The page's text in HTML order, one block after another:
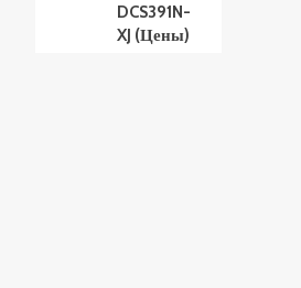
DCS391N-
XJ (Цены)